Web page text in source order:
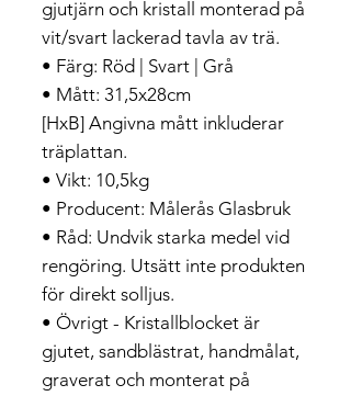
gjutjärn och kristall monterad på
vit/svart lackerad tavla av trä.
• Färg: Röd | Svart | Grå
• Mått: 31,5x28cm
[HxB] Angivna mått inkluderar
träplattan.
• Vikt: 10,5kg
• Producent: Målerås Glasbruk
• Råd: Undvik starka medel vid
rengöring. Utsätt inte produkten
för direkt solljus.
• Övrigt - Kristallblocket är
gjutet, sandblästrat, handmålat,
graverat och monterat på